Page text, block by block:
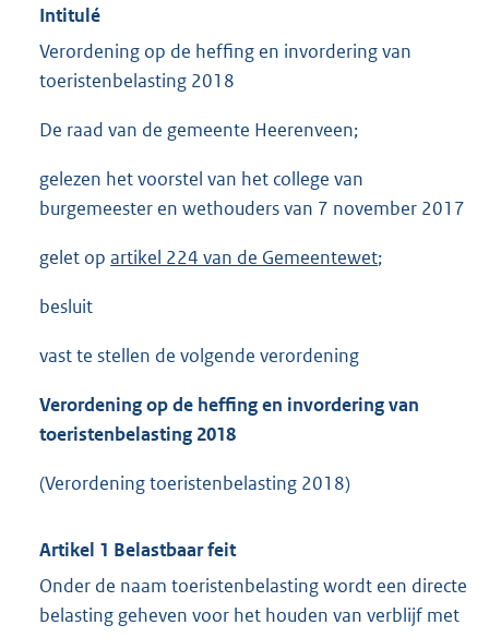
Intitulé
Verordening op de heffing en invordering van
toeristenbelasting 2018
De raad van de gemeente Heerenveen;
gelezen het voorstel van het college van
burgemeester en wethouders van 7 november 2017
gelet op artikel 224 van de Gemeentewet;
besluit
vast te stellen de volgende verordening
Verordening op de heffing en invordering van
toeristenbelasting 2018
(Verordening toeristenbelasting 2018)
Artikel 1 Belastbaar feit
Onder de naam toeristenbelasting wordt een directe
belasting geheven voor het houden van verblijf met